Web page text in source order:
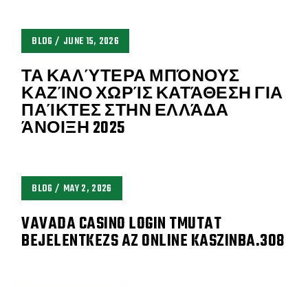
BLOG JUNE 15, 2026
ΤΑ ΚΑΛΎΤΕΡΑ ΜΠΌΝΟΥΣ
ΚΑΖΊΝΟ ΧΩΡΊΣ ΚΑΤΆΘΕΣΗ ΓΙΑ
ΠΑΊΚΤΕΣ ΣΤΗΝ ΕΛΛΆΔΑ
ΆΝΟΙΞΗ 2025
BLOG MAY 2, 2026
VAVADA CASINO LOGIN TMUTAT
BEJELENTKEZS AZ ONLINE KASZINBA.308